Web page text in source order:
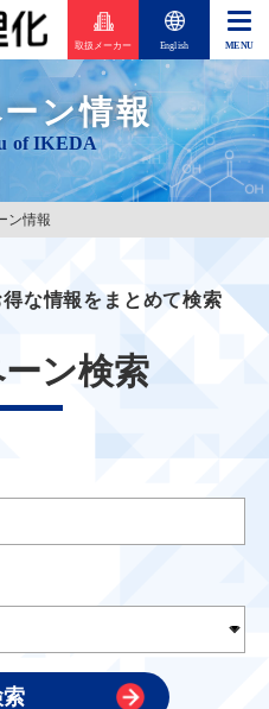
取扱メーカー English
ン情報
ン情報
な情報をまとめて検索
ン検索